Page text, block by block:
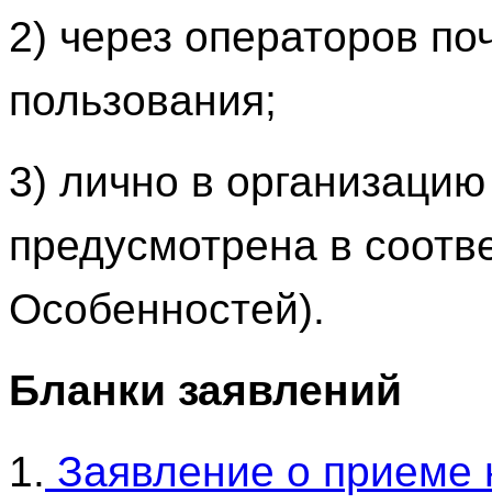
2) через операторов
пользования;
3) лично в
предусмотрена в
Особенностей).
Бланки заявлений
1. Заявление о приеме